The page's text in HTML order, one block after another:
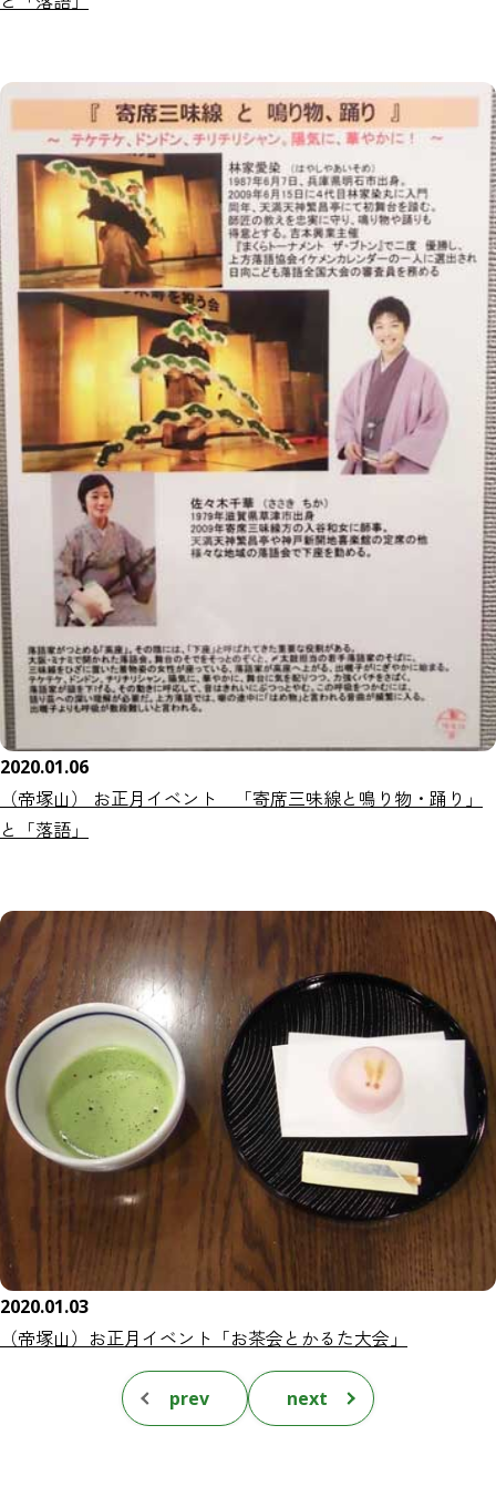
2020.01.06
（帝塚山） お正月イベント 「寄席三味線と鳴り物・踊り」
と「落語」
2020.01.03
（帝塚山）お正月イベント「お茶会とかるた大会」
prev next